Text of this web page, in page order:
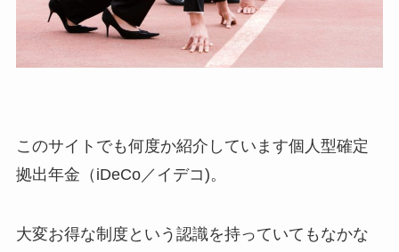
このサイトでも何度か紹介しています個人型確定
拠出年金（iDeCo／イデコ)。
大変お得な制度という認識を持っていてもなかな